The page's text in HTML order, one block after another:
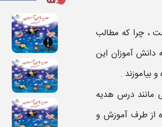
، چرا که مطالب
دانش آموزان این
بیاموزند .
مانند درس هدیه
از طرف آموزش و